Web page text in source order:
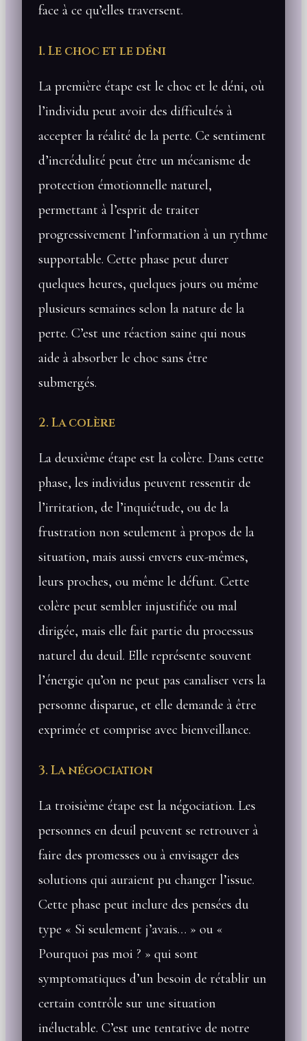
face à ce qu’elles traversent.
1. Le choc et le déni
La première étape est le choc et le déni, où
l’individu peut avoir des difficultés à
accepter la réalité de la perte. Ce sentiment
d’incrédulité peut être un mécanisme de
protection émotionnelle naturel,
permettant à l’esprit de traiter
progressivement l’information à un rythme
supportable. Cette phase peut durer
quelques heures, quelques jours ou même
plusieurs semaines selon la nature de la
perte. C’est une réaction saine qui nous
aide à absorber le choc sans être
submergés.
2. La colère
La deuxième étape est la colère. Dans cette
phase, les individus peuvent ressentir de
l’irritation, de l’inquiétude, ou de la
frustration non seulement à propos de la
situation, mais aussi envers eux-mêmes,
leurs proches, ou même le défunt. Cette
colère peut sembler injustifiée ou mal
dirigée, mais elle fait partie du processus
naturel du deuil. Elle représente souvent
l’énergie qu’on ne peut pas canaliser vers la
personne disparue, et elle demande à être
exprimée et comprise avec bienveillance.
3. La négociation
La troisième étape est la négociation. Les
personnes en deuil peuvent se retrouver à
faire des promesses ou à envisager des
solutions qui auraient pu changer l’issue.
Cette phase peut inclure des pensées du
type « Si seulement j’avais… » ou «
Pourquoi pas moi ? » qui sont
symptomatiques d’un besoin de rétablir un
certain contrôle sur une situation
inéluctable. C’est une tentative de notre